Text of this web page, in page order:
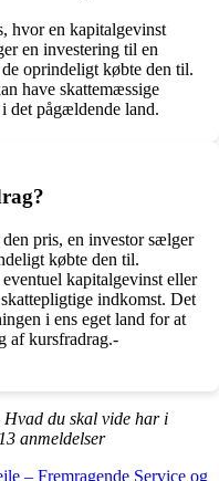
hvor en kapitalgevinst
en investering til en
oprindeligt købte den til.
have skattemæssige
det pågældende land.
pris, en investor sælger
købte den til.
kapitalgevinst eller
indkomst. Det
i ens eget land for at
af kursfradrag.-
du skal vide har i
13 anmeldelser
– Fremragende Service og